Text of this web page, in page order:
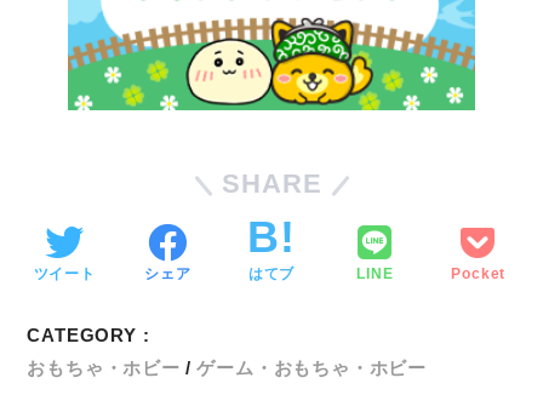
SHARE
ツイート シェア はてブ LINE Pocket
CATEGORY :
おもちゃ・ホビー
ゲーム・おもちゃ・ホビー